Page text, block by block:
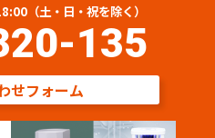
（土・日・祝を除く）
135
せフォーム